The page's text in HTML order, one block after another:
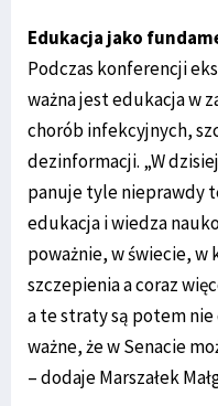
Edukacja jako
Podczas konferencji
ważna jest edukacja w
chorób infekcyjnych,
dezinformacji. „W
panuje tyle nieprawdy
edukacja i wiedza
poważnie, w świecie, w
szczepienia a coraz
a te straty są potem
ważne, że w Senacie
– dodaje Marszałek